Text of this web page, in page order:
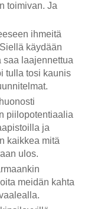
toimivan. Ja
ihmeitä
käydään
saa laajennettua
tulla tosi kaunis
piilopotentiaalia
ja
kaikkea mitä
ulos.
meidän kahta